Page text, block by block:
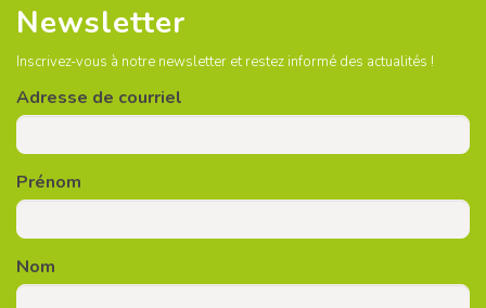
Newsletter
Inscrivez-vous à notre newsletter et restez informé des actualités !
Adresse de courriel
Prénom
Nom